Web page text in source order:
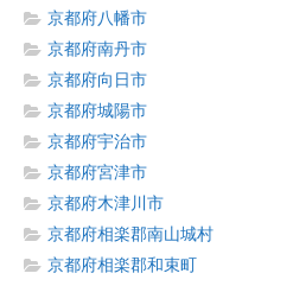
京都府八幡市
京都府南丹市
京都府向日市
京都府城陽市
京都府宇治市
京都府宮津市
京都府木津川市
京都府相楽郡南山城村
京都府相楽郡和束町